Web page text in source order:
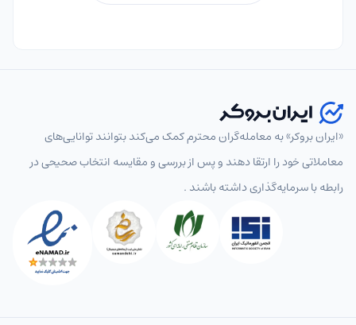
«ایران بروکر» به معامله‌گران محترم کمک می‌کند بتوانند توانایی‌های
معاملاتی خود را ارتقا دهند و پس از بررسی و مقایسه انتخاب‌ صحیحی در
رابطه با سرمایه‌گذاری داشته باشند .